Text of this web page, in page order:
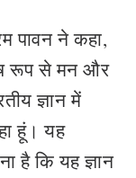
पावन ने कहा,
रूप से मन और
ज्ञान में
हूं। यह
है कि यह ज्ञान